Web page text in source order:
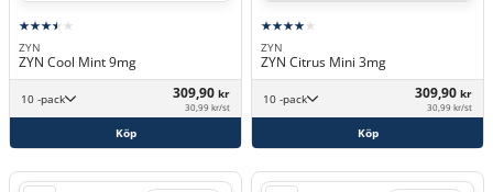
ZYN
ZYN Cool Mint 9mg
10 -pack 309,90 kr
30,99 kr/st
Köp
ZYN
ZYN Citrus Mini 3mg
10 -pack 309,90 kr
30,99 kr/st
Köp